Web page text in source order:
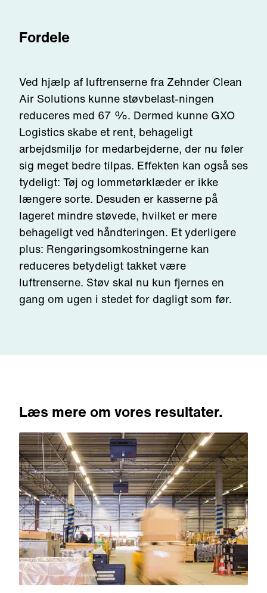
Fordele
Ved hjælp af luftrenserne fra Zehnder Clean
Air Solutions kunne støvbelast-ningen
reduceres med 67 %. Dermed kunne GXO
Logistics skabe et rent, behageligt
arbejdsmiljø for medarbejderne, der nu føler
sig meget bedre tilpas. Effekten kan også ses
tydeligt: Tøj og lommetørklæder er ikke
længere sorte. Desuden er kasserne på
lageret mindre støvede, hvilket er mere
behageligt ved håndteringen. Et yderligere
plus: Rengøringsomkostningerne kan
reduceres betydeligt takket være
luftrenserne. Støv skal nu kun fjernes en
gang om ugen i stedet for dagligt som før.
Læs mere om vores resultater.